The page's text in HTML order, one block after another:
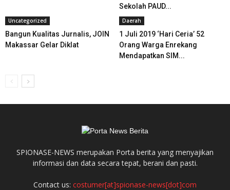
Sekolah PAUD...
Uncategorized
Bangun Kualitas Jurnalis, JOIN
Makassar Gelar Diklat
Daerah
1 Juli 2019 ‘Hari Ceria’ 52
Orang Warga Enrekang
Mendapatkan SIM...
SPIONASE-NEWS merupakan Porta berita yang menyajikan
informasi dan data secara tepat, berani dan pasti.
Contact us: costumer[at]spionase-news[dot]com